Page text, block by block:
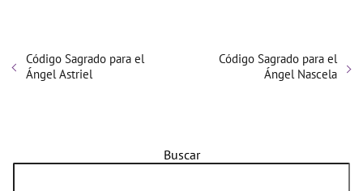
Código Sagrado para el
Ángel Astriel
Código Sagrado para el
Ángel Nascela
Buscar